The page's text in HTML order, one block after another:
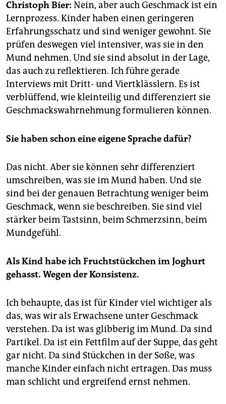
Christoph Bier: Nein, aber auch Geschmack ist ein
Lernprozess. Kinder haben einen geringeren
Erfahrungsschatz und sind weniger gewohnt. Sie
prüfen deswegen viel intensiver, was sie in den
Mund nehmen. Und sie sind absolut in der Lage,
das auch zu reflektieren. Ich führe gerade
Interviews mit Dritt- und Viertklässlern. Es ist
verblüffend, wie kleinteilig und differenziert sie
Geschmackswahrnehmung formulieren können.
Sie haben schon eine eigene Sprache dafür?
Das nicht. Aber sie können sehr differenziert
umschreiben, was sie im Mund haben. Und sie
sind bei der genauen Betrachtung weniger beim
Geschmack, wenn sie beschreiben. Sie sind viel
stärker beim Tastsinn, beim Schmerzsinn, beim
Mundgefühl.
Als Kind habe ich Fruchtstückchen im Joghurt
gehasst. Wegen der Konsistenz.
Ich behaupte, das ist für Kinder viel wichtiger als
das, was wir als Erwachsene unter Geschmack
verstehen. Da ist was glibberig im Mund. Da sind
Partikel. Da ist ein Fettfilm auf der Suppe, das geht
gar nicht. Da sind Stückchen in der Soße, was
manche Kinder einfach nicht ertragen. Das muss
man schlicht und ergreifend ernst nehmen.